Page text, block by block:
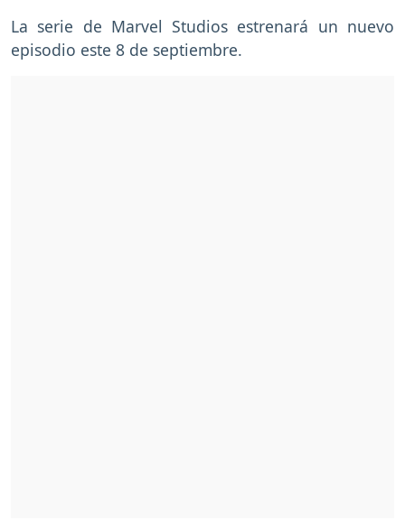
La serie de Marvel Studios estrenará un nuevo
episodio este 8 de septiembre.